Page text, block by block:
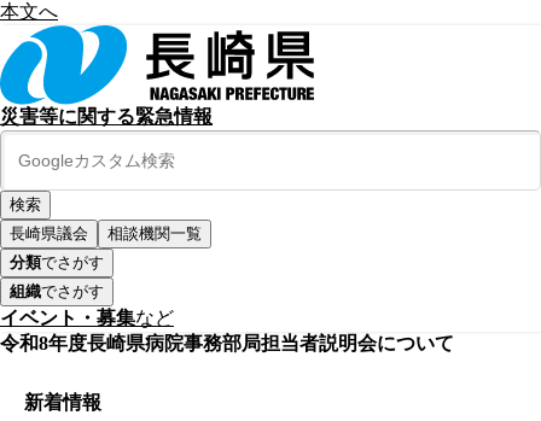
本文へ
災害等に関する緊急情報
長崎県議会
相談機関一覧
分類でさがす
組織でさがす
イベント・募集など
令和8年度長崎県病院事務部局担当者説明会について
新着情報